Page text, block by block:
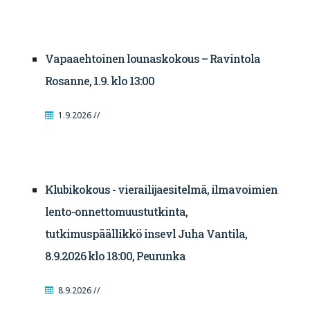
Vapaaehtoinen lounaskokous – Ravintola
Rosanne, 1.9. klo 13:00
1.9.2026 //
Klubikokous - vierailijaesitelmä, ilmavoimien
lento-onnettomuustutkinta,
tutkimuspäällikkö insevl Juha Vantila,
8.9.2026 klo 18:00, Peurunka
8.9.2026 //